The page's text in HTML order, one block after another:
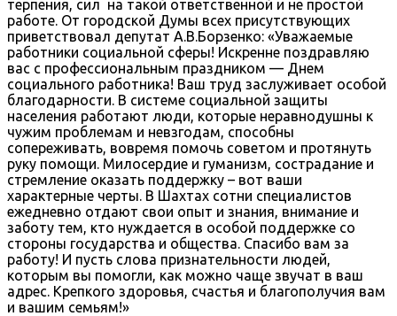
терпения, сил на такой ответственной и не простой
работе. От городской Думы всех присутствующих
приветствовал депутат А.В.Борзенко: «Уважаемые
работники социальной сферы! Искренне поздравляю
вас с профессиональным праздником — Днем
социального работника! Ваш труд заслуживает особой
благодарности. В системе социальной защиты
населения работают люди, которые неравнодушны к
чужим проблемам и невзгодам, способны
сопереживать, вовремя помочь советом и протянуть
руку помощи. Милосердие и гуманизм, сострадание и
стремление оказать поддержку – вот ваши
характерные черты. В Шахтах сотни специалистов
ежедневно отдают свои опыт и знания, внимание и
заботу тем, кто нуждается в особой поддержке со
стороны государства и общества. Спасибо вам за
работу! И пусть слова признательности людей,
которым вы помогли, как можно чаще звучат в ваш
адрес. Крепкого здоровья, счастья и благополучия вам
и вашим семьям!»